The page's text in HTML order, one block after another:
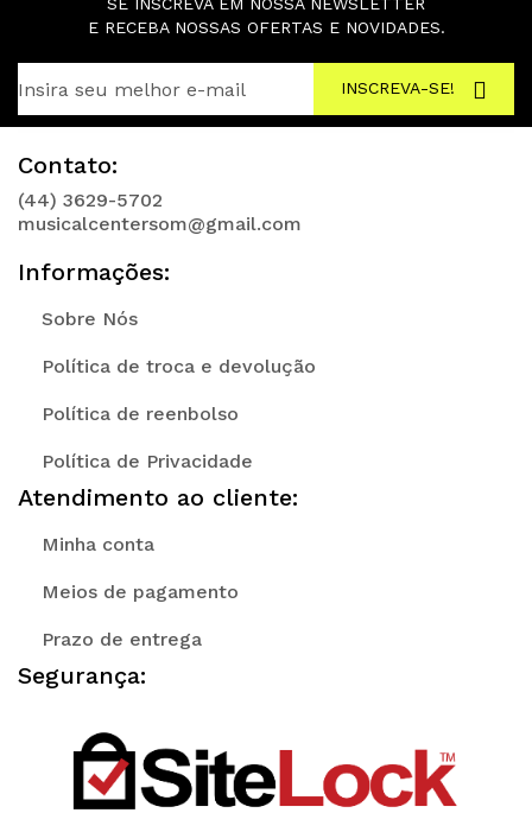
E RECEBA NOSSAS OFERTAS E NOVIDADES.
INSCREVA-SE!
Contato:
(44) 3629-5702
musicalcentersom@gmail.com
Informações:
Sobre Nós
Política de troca e devolução
Política de reenbolso
Política de Privacidade
Atendimento ao cliente:
Minha conta
Meios de pagamento
Prazo de entrega
Segurança: